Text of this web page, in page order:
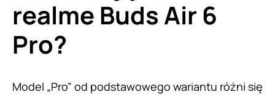
realme Buds Air 6
Pro?
Model „Pro” od podstawowego wariantu różni się